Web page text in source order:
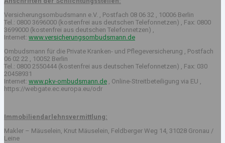
Versicherungsombudsmann e.V. , Postfach 08 06 32 , 10006 Berlin
Tel.: 0800 3696000 (kostenfrei aus deutschen Telefonnetzen) , Fax: 0800
3699000 (kostenfrei aus deutschen Telefonnetzen) ,
Internet: www.versicherungsombudsmann.de
Ombudsmann für die Private Kranken- und Pflegeversicherung , Postfach
06 02 22 , 10052 Berlin
Tel.: 0800 2550444 (kostenfrei aus deutschen Telefonnetzen) , Fax: 030
20458931
Internet: www.pkv-ombudsmann.de , Online-Streitbeteiligung via EU ,
https://webgate.ec.europa.eu/odr
Immobiliendarlehnsvermittlung:
Makler – Mäuselein, Knut Mäuselein, Feldberger Weg 14, 31028 Gronau /
Leine